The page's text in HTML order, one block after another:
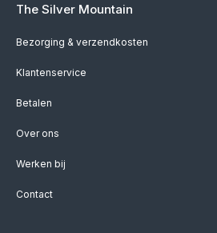
The Silver Mountain
Bezorging & verzendkosten
Klantenservice
Betalen
Over ons
Werken bij
Contact